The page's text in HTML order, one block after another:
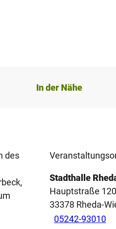
In der Nähe
des
Stadthalle
Hauptstraße 120
33378 Rheda-
05242-93010